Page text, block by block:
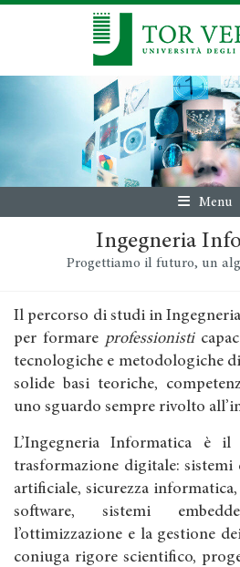
Menu
Ingegneria
Progettiamo il futuro, un
Il percorso di studi in
per formare professionisti
tecnologiche e metodologiche
solide basi teoriche,
uno sguardo sempre rivolto
L’Ingegneria Informatica è
trasformazione digitale:
artificiale, sicurezza
software, sistemi
l’ottimizzazione e la gestione
coniuga rigore scientifico,